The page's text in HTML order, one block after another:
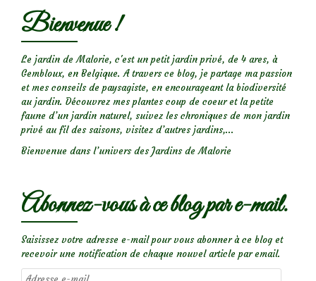
Bienvenue !
Le jardin de Malorie, c'est un petit jardin privé, de 4 ares, à
Gembloux, en Belgique. A travers ce blog, je partage ma passion
et mes conseils de paysagiste, en encourageant la biodiversité
au jardin. Découvrez mes plantes coup de coeur et la petite
faune d’un jardin naturel, suivez les chroniques de mon jardin
privé au fil des saisons, visitez d’autres jardins,...
Bienvenue dans l’univers des Jardins de Malorie
Abonnez-vous à ce blog par e-mail.
Saisissez votre adresse e-mail pour vous abonner à ce blog et
recevoir une notification de chaque nouvel article par email.
Adresse